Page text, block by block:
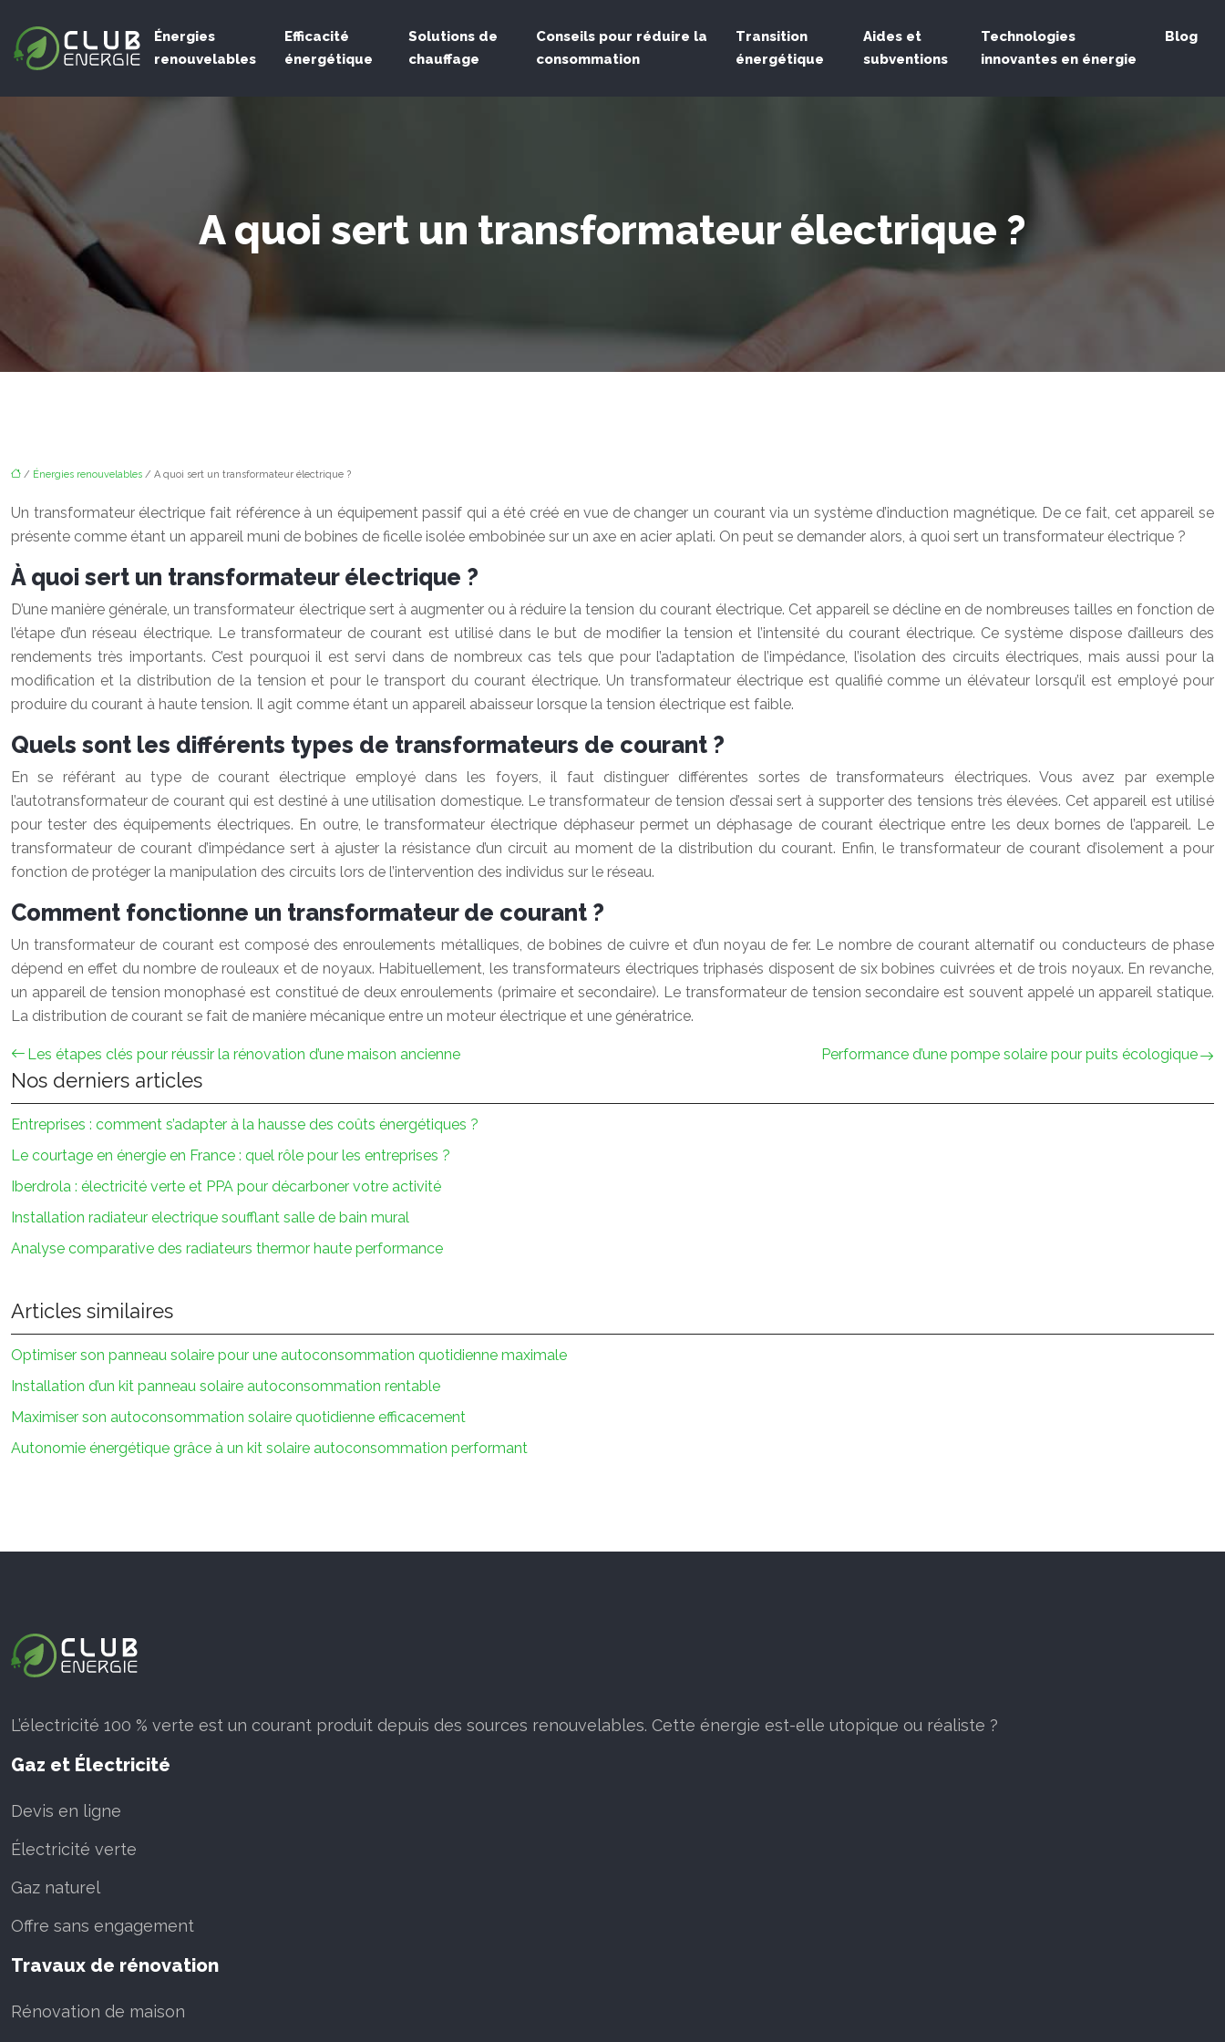
Énergies
renouvelables
Efficacité
énergétique
Solutions de
chauffage
Conseils pour réduire la
consommation
Transition
énergétique
Aides et
subventions
Technologies
innovantes en énergie
Blog
A quoi sert un transformateur électrique ?
/ Énergies renouvelables / A quoi sert un transformateur électrique ?
Un transformateur électrique fait référence à un équipement passif qui a été créé en vue de changer un courant via un système d’induction magnétique. De ce fait, cet appareil se
présente comme étant un appareil muni de bobines de ficelle isolée embobinée sur un axe en acier aplati. On peut se demander alors, à quoi sert un transformateur électrique ?
À quoi sert un transformateur électrique ?
D’une manière générale, un transformateur électrique sert à augmenter ou à réduire la tension du courant électrique. Cet appareil se décline en de nombreuses tailles en fonction de
l’étape d’un réseau électrique. Le transformateur de courant est utilisé dans le but de modifier la tension et l’intensité du courant électrique. Ce système dispose d’ailleurs des
rendements très importants. C’est pourquoi il est servi dans de nombreux cas tels que pour l’adaptation de l’impédance, l’isolation des circuits électriques, mais aussi pour la
modification et la distribution de la tension et pour le transport du courant électrique. Un transformateur électrique est qualifié comme un élévateur lorsqu’il est employé pour
produire du courant à haute tension. Il agit comme étant un appareil abaisseur lorsque la tension électrique est faible.
Quels sont les différents types de transformateurs de courant ?
En se référant au type de courant électrique employé dans les foyers, il faut distinguer différentes sortes de transformateurs électriques. Vous avez par exemple
l’autotransformateur de courant qui est destiné à une utilisation domestique. Le transformateur de tension d’essai sert à supporter des tensions très élevées. Cet appareil est utilisé
pour tester des équipements électriques. En outre, le transformateur électrique déphaseur permet un déphasage de courant électrique entre les deux bornes de l’appareil. Le
transformateur de courant d’impédance sert à ajuster la résistance d’un circuit au moment de la distribution du courant. Enfin, le transformateur de courant d’isolement a pour
fonction de protéger la manipulation des circuits lors de l’intervention des individus sur le réseau.
Comment fonctionne un transformateur de courant ?
Un transformateur de courant est composé des enroulements métalliques, de bobines de cuivre et d’un noyau de fer. Le nombre de courant alternatif ou conducteurs de phase
dépend en effet du nombre de rouleaux et de noyaux. Habituellement, les transformateurs électriques triphasés disposent de six bobines cuivrées et de trois noyaux. En revanche,
un appareil de tension monophasé est constitué de deux enroulements (primaire et secondaire). Le transformateur de tension secondaire est souvent appelé un appareil statique.
La distribution de courant se fait de manière mécanique entre un moteur électrique et une génératrice.
Les étapes clés pour réussir la rénovation d’une maison ancienne Performance d’une pompe solaire pour puits écologique
Nos derniers articles
Entreprises : comment s’adapter à la hausse des coûts énergétiques ?
Le courtage en énergie en France : quel rôle pour les entreprises ?
Iberdrola : électricité verte et PPA pour décarboner votre activité
Installation radiateur electrique soufflant salle de bain mural
Analyse comparative des radiateurs thermor haute performance
Articles similaires
Optimiser son panneau solaire pour une autoconsommation quotidienne maximale
Installation d’un kit panneau solaire autoconsommation rentable
Maximiser son autoconsommation solaire quotidienne efficacement
Autonomie énergétique grâce à un kit solaire autoconsommation performant
L’électricité 100 % verte est un courant produit depuis des sources renouvelables. Cette énergie est-elle utopique ou réaliste ?
Gaz et Électricité
Devis en ligne
Électricité verte
Gaz naturel
Offre sans engagement
Travaux de rénovation
Rénovation de maison